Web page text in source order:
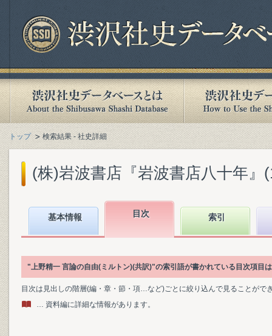
トップ 検索結果 - 社史詳細
(株)岩波書店『岩波書店八十年』
基本情報 目次 索引
"上野精一 言論の自由(ミルトン)(共訳)"の索引語が書かれている目次項目
目次は見出しの階層(編・章・節・項…など)ごとに絞り込んで見ることがで
… 資料編に詳細な情報があります。